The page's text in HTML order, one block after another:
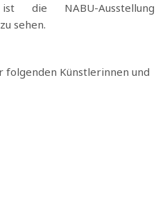
die NABU-Ausstellung
zu sehen.
folgenden Künstlerinnen und